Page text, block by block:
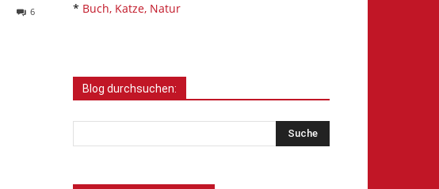
6
* Buch, Katze, Natur
Blog durchsuchen: